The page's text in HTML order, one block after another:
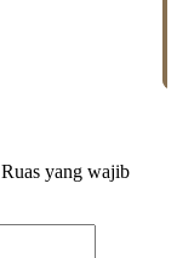
Ruas yang wajib